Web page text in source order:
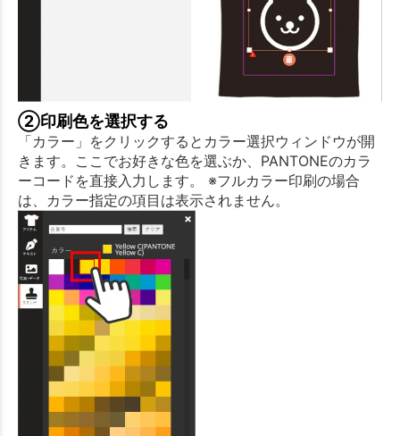
②印刷色を選択する
「カラー」をクリックするとカラー選択ウィンドウが開
きます。ここでお好きな色を選ぶか、PANTONEのカラ
ーコードを直接入力します。 ※フルカラー印刷の場合
は、カラー指定の項目は表示されません。